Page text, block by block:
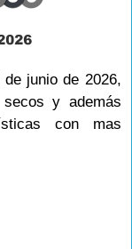
junio de 2026,
y además
con mas